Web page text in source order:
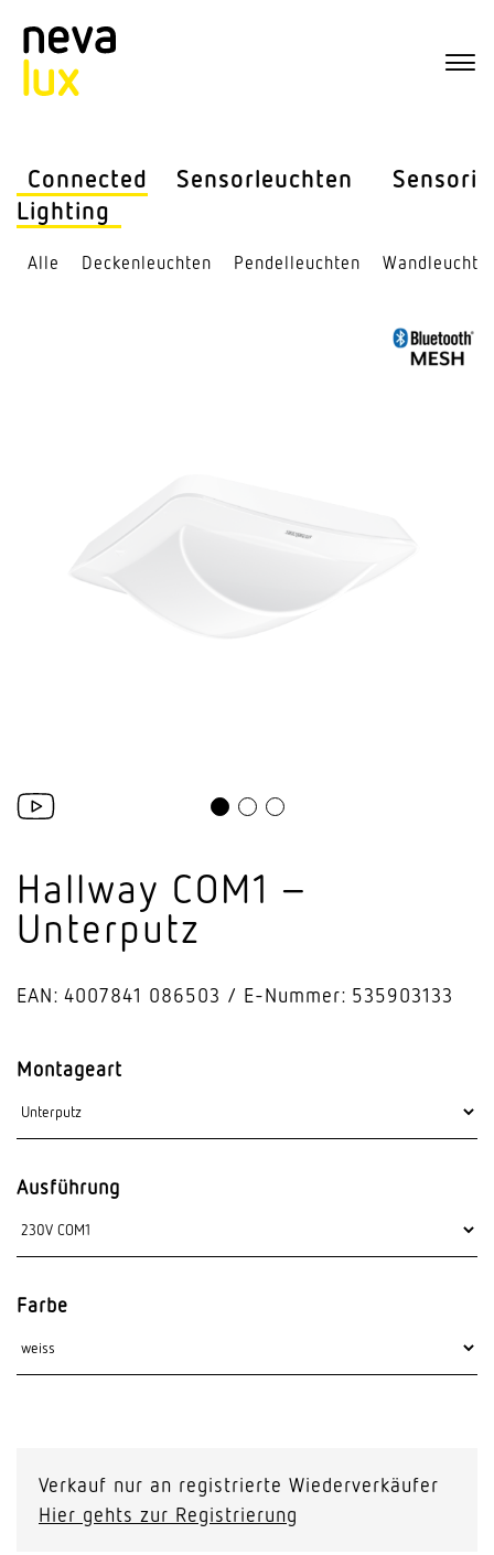
Connected
Lighting
Sensor­leuchten Sensorik
Alle Decken­leuchten Pendel­leuchten
Hallway COM1 –
Unterputz
EAN: 4007841 086503 E-Nummer: 535903133
Montageart
Ausführung
Farbe
Verkauf nur an registrierte Wiederverkäufer
Hier gehts zur Registrierung